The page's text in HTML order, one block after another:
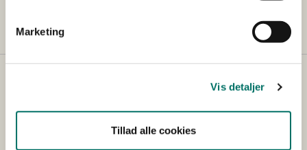
Marketing
Vis detaljer
Tillad alle cookies